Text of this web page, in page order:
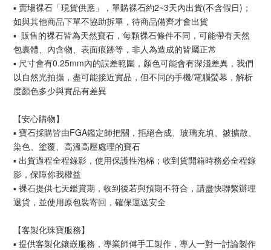
▪︎ 賣場裸石「現貨供應」，單購裸石約2~3天內出貨(不含假日)；
如與其他商品下單不協助拆單，待商品備齊才會出貨
▪︎ 販售的裸石皆為天然寶石，每顆裸石條件不同，可能帶有天然
包裹體、內含物、表面痕跡等，非人為造成的皆屬正常
▪︎ 尺寸會有0.25mm內的誤差範圍，顏色可能會有深淺差異，我們
以自然光拍攝，盡可能接近實品，但不同的手機/電腦螢幕，解析
度顏色多少與實品有差異
【安心購物】
▪︎ 寶石採購皆由FGA鑑定師把關，拒絕合成、玻璃充填、鈹擴散、
染色、塗覆、高溫高壓處理的寶石
▪︎ 出貨過程全程錄影，使用保護性泡棉；收到貨開箱時務必全程錄
影，保障你我權益
▪︎ 裸石提供七天鑑賞期，收到後若與預期不符合，請盡快聯繫辦理
退貨，並使用原包裝寄回，確保運送安全
【客製化珠寶服務】
▪︎ 提供客製化鑲嵌服務，專業師傅手工製作，專人一對一討論製作